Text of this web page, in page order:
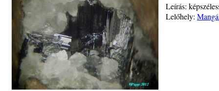
Leírás:
Lelőhely: